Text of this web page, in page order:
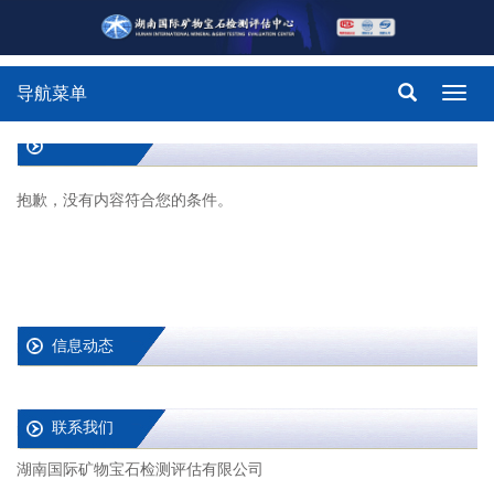
导航菜单
抱歉，没有内容符合您的条件。
信息动态
联系我们
湖南国际矿物宝石检测评估有限公司